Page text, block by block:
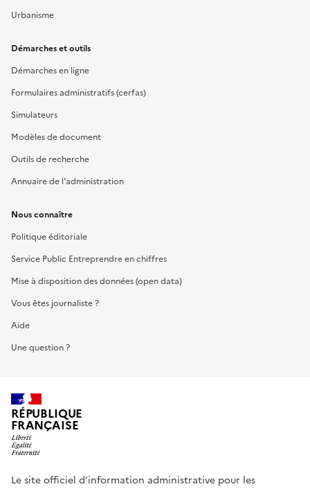
Urbanisme
Démarches et outils
Démarches en ligne
Formulaires administratifs (cerfas)
Simulateurs
Modèles de document
Outils de recherche
Annuaire de l'administration
Nous connaître
Politique éditoriale
Service Public Entreprendre en chiffres
Mise à disposition des données (open data)
Vous êtes journaliste ?
Aide
Une question ?
RÉPUBLIQUE
FRANÇAISE
Le site officiel d’information administrative pour les